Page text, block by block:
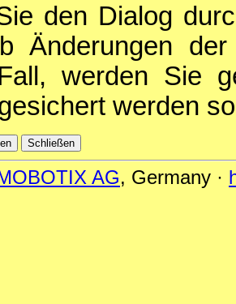
den Dialog
Änderungen
werden Sie
werden
AG, Germany ·